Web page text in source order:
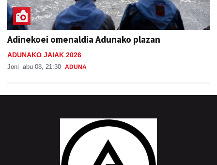
Adinekoei omenaldia Adunako plazan
ADUNAKO JAIAK 2026
Joni abu 08, 21:30 ADUNA